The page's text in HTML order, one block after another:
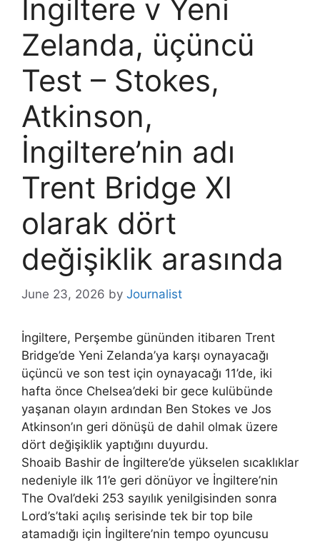
İngiltere v Yeni
Zelanda, üçüncü
Test – Stokes,
Atkinson,
İngiltere’nin adı
Trent Bridge XI
olarak dört
değişiklik arasında
June 23, 2026 by Journalist
İngiltere, Perşembe gününden itibaren Trent
Bridge’de Yeni Zelanda’ya karşı oynayacağı
üçüncü ve son test için oynayacağı 11’de, iki
hafta önce Chelsea’deki bir gece kulübünde
yaşanan olayın ardından Ben Stokes ve Jos
Atkinson’ın geri dönüşü de dahil olmak üzere
dört değişiklik yaptığını duyurdu.
Shoaib Bashir de İngiltere’de yükselen sıcaklıklar
nedeniyle ilk 11’e geri dönüyor ve İngiltere’nin
The Oval’deki 253 sayılık yenilgisinden sonra
Lord’s’taki açılış serisinde tek bir top bile
atamadığı için İngiltere’nin tempo oyuncusu